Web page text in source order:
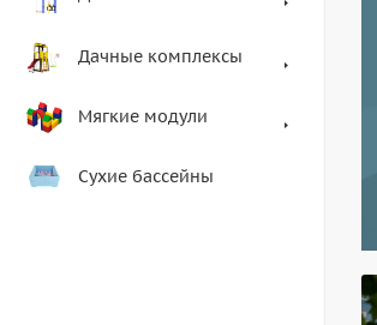
Дачные комплексы
Мягкие модули
Сухие бассейны